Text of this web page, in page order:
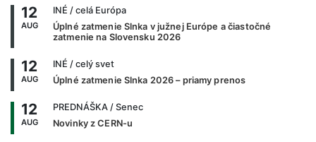
12
AUG
INÉ / celá Európa
Úplné zatmenie Slnka v južnej Európe a čiastočné
zatmenie na Slovensku 2026
12
AUG
INÉ / celý svet
Úplné zatmenie Slnka 2026 – priamy prenos
12
AUG
PREDNÁŠKA / Senec
Novinky z CERN-u